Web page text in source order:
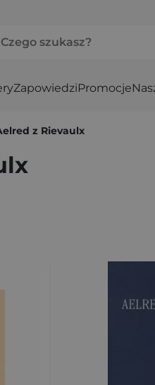
ZapowiedziPromocje
z Rievaulx